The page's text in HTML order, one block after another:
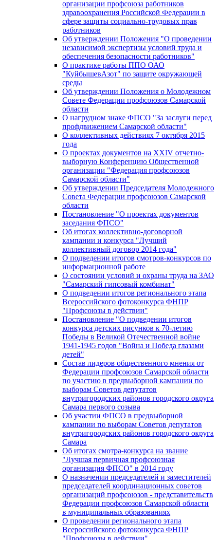
организации профсоюза работников
здравоохранения Российской Федерации в
сфере защиты социально-трудовых прав
работников
Об утверждении Положения "О проведении
независимой экспертизы условий труда и
обеспечения безопасности работников"
О практике работы ППО ОАО
"КуйбышевАзот" по защите окружающей
среды
Об утверждении Положения о Молодежном
Совете Федерации профсоюзов Самарской
области
О нагрудном знаке ФПСО "За заслуги перед
профдвижением Самарской области"
О коллективных действиях 7 октября 2015
года
О проектах документов на XXIV отчетно-
выборную Конференцию Общественной
организации "Федерация профсоюзов
Самарской области"
Об утверждении Председателя Молодежного
Совета Федерации профсоюзов Самарской
области
Постановление "О проектах документов
заседания ФПСО"
Об итогах коллективно-договорной
кампании и конкурса "Лучший
коллективный договор 2014 года"
О подведении итогов смотров-конкурсов по
информационной работе
О состоянии условий и охраны труда на ЗАО
"Самарский гипсовый комбинат"
О подведении итогов регионального этапа
Всероссийского фотоконкурса ФНПР
"Профсоюзы в действии"
Постановление "О подведении итогов
конкурса детских рисунков к 70-летию
Победы в Великой Отечественной войне
1941-1945 годов "Война и Победа глазами
детей"
Состав лидеров общественного мнения от
Федерации профсоюзов Самарской области
по участию в предвыборной кампании по
выборам Советов депутатов
внутригородских районов городского округа
Самара первого созыва
Об участии ФПСО в предвыборной
кампании по выборам Советов депутатов
внутригородских районов городского округа
Самара
Об итогах смотра-конкурса на звание
"Лучшая первичная профсоюзная
организация ФПСО" в 2014 году
О назначении председателей и заместителей
председателей координационных советов
организаций профсоюзов - представительств
Федерации профсоюзов Самарской области
в муниципальных образованиях
О проведении регионального этапа
Всероссийского фотоконкурса ФНПР
"Профсоюзы в действии"